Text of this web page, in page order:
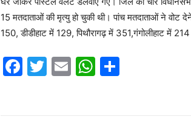
15 मतदाताओं की मृत्यु हो चुकी थी। पांच मतदाताओं ने वोट
150, डीडीहाट में 129, पिथौरागढ़ में 351,गंगोलीहाट में
F
T
E
W